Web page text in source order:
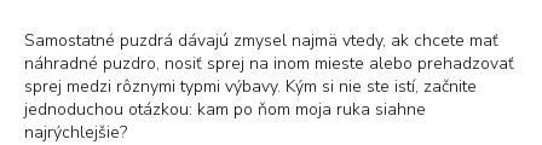
Samostatné puzdrá dávajú zmysel najmä vtedy, ak chcete mať
náhradné puzdro, nosiť sprej na inom mieste alebo prehadzovať
sprej medzi rôznymi typmi výbavy. Kým si nie ste istí, začnite
jednoduchou otázkou: kam po ňom moja ruka siahne
najrýchlejšie?